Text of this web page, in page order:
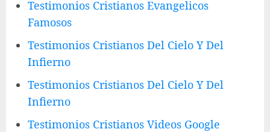
Testimonios Cristianos Evangelicos
Famosos
Testimonios Cristianos Del Cielo Y Del
Infierno
Testimonios Cristianos Del Cielo Y Del
Infierno
Testimonios Cristianos Videos Google